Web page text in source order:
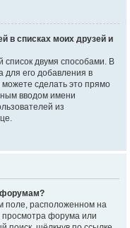
в списках моих друзей и
список двумя способами. В
для его добавления в
можете сделать это прямо
вводом имени
из
форумам?
поле, расположенном на
просмотра форума или